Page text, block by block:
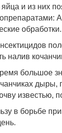
и из них
налив
большое
дыры,
в борьбе